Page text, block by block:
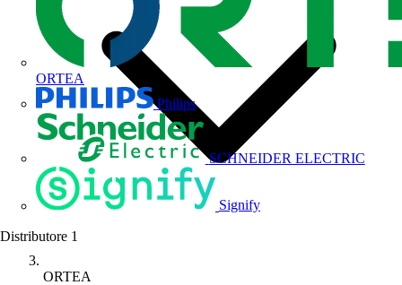
ORTEA
Philips
SCHNEIDER ELECTRIC
Signify
Distributore 1
ORTEA